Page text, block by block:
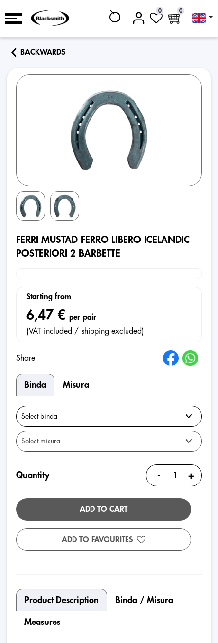
0 0
BACKWARDS
FERRI MUSTAD FERRO LIBERO ICELANDIC
POSTERIORI 2 BARBETTE
Starting from
6,47 € per pair
(VAT included / shipping excluded)
Share
Binda Misura
Quantity - +
ADD TO CART
ADD TO FAVOURITES
Product Description Binda / Misura
Measures